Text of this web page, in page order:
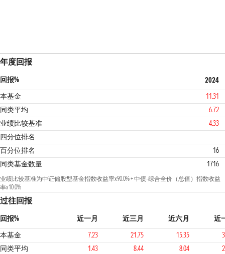
年度回报
回报%
2024
本基金
11.31
同类平均
6.72
业绩比较基准
4.33
四分位排名
1 2
百分位排名
16
同类基金数量
1716
业绩比较基准为中证偏股型基金指数收益率x90.0% + 中债-综合全价（总值）指数收益
率x10.0%
过往回报
回报% 近一月 近三月 近六月
近
本基金
7.23 21.75 15.35
同类平均
1.43 8.44 8.04